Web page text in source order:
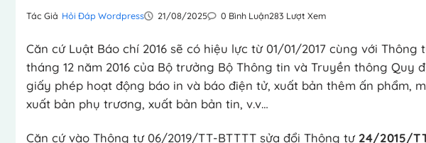
Tác Giả Hỏi Đáp Wordpress 21/08/2025 0 Bình Luận283 Lượt Xem
Căn cứ Luật Báo chí 2016 sẽ có hiệu lực từ 01/01/2017 cùng với
tháng 12 năm 2016 của Bộ trưởng Bộ Thông tin và Truyền thông Quy
giấy phép hoạt động báo in và báo điện tử, xuất bản thêm ấn phẩm,
xuất bản phụ trương, xuất bản bản tin, v.v…
Căn cứ vào Thông tư 06/2019/TT-BTTTT sửa đổi Thông tư 24/2015/